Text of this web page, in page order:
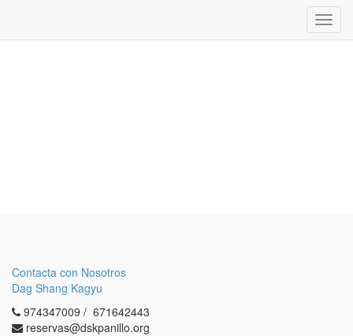
Contacta con Nosotros
Dag Shang Kagyu
974347009 / 671642443
reservas@dskpanillo.org